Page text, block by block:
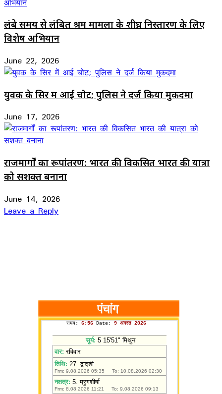
लंबे समय से लंबित श्रम मामलों के शीघ्र निस्तारण के लिए
विशेष अभियान
June 22, 2026
युवक के सिर में आई चोट; पुलिस ने दर्ज किया मुकदमा
June 17, 2026
राजमार्गों का रूपांतरण: भारत की विकसित भारत की यात्रा
को सशक्त बनाना
June 14, 2026
Leave a Reply